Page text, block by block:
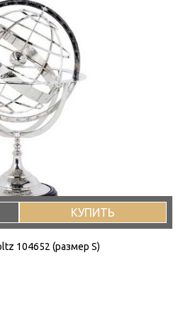
КУПИТЬ
104652 (размер S)